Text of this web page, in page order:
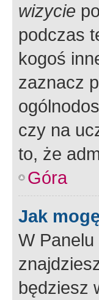
wizycie
podczas
kogoś
zaznacz
czy na
to, że
Góra
Jak
W Panelu
będziesz